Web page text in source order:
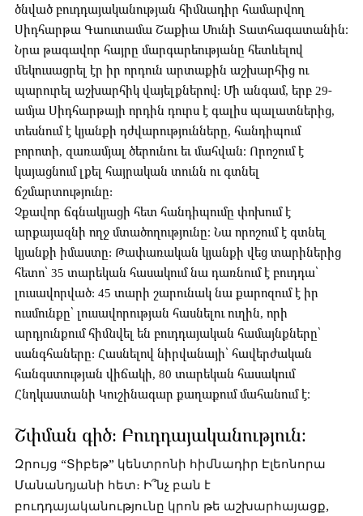
ծնված բուդդայականության հիմնադիր համարվող
Սիդհարթա Գաուտամա Շաքիա Մունի Տատհագատանին։
Նրա թագավոր հայրը մարգարեությանը հետևելով
մեկուսացրել էր իր որդուն արտաքին աշխարհից ու
պարուրել աշխարհիկ վայելքներով: Մի անգամ, երբ 29-
ամյա Սիդհարթայի որդին դուրս է գալիս պալատներից,
տեսնում է կյանքի դժվարությունները, հանդիպում
բորոտի, զառամյալ ծերունու եւ մահվան։ Որոշում է
կայացնում լքել հայրական տունն ու գտնել
ճշմարտությունը:
Չքավոր ճգնակյացի հետ հանդիպումը փոխում է
արքայազնի ողջ մտածողությունը։ Նա որոշում է գտնել
կյանքի իմաստը: Թափառական կյանքի վեց տարիներից
հետո՝ 35 տարեկան հասակում նա դառնում է բուդդա՝
լուսավորված: 45 տարի շարունակ նա քարոզում է իր
ուսմունքը՝ լուսավորության հասնելու ուղին, որի
արդյունքում հիմնվել են բուդդայական համայնքները՝
սանգհաները: Հասնելով նիրվանայի՝ հավերժական
հանգստության վիճակի, 80 տարեկան հասակում
Հնդկաստանի Կուշինագար քաղաքում մահանում է։
Շփման գիծ: Բուդդայականություն։
Զրույց “Տիբեթ” կենտրոնի հիմնադիր Էլեոնորա
Մանանդյանի հետ։ Ի՞նչ բան է
բուդդայականությունը կրոն թե աշխարհայացք,